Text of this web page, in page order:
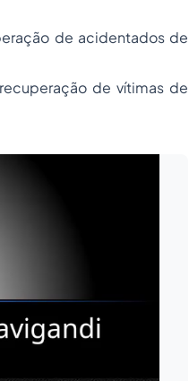
de acidentados de
de vítimas de